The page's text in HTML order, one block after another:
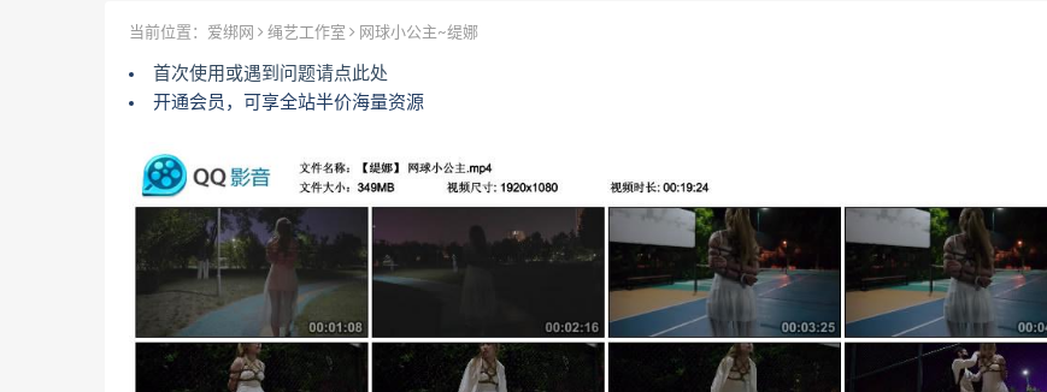
当前位置： 爱绑网 绳艺工作室 网球小公主~缇娜
首次使用或遇到问题请点此处
开通会员，可享全站半价海量资源